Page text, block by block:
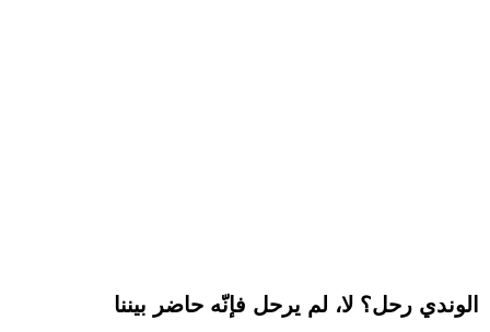
الوندي رحل؟ لا، لم يرحل فإنّه حاضر بيننا